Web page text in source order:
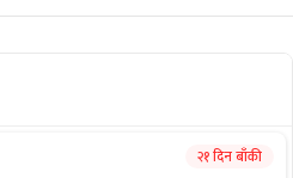
२१ दिन बाँकी